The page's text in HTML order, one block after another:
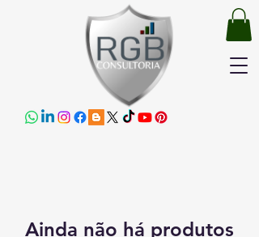
Ainda não há produtos